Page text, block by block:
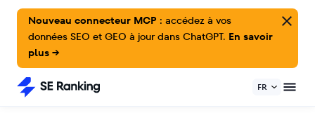
Nouveau connecteur MCP : accédez à vos
données SEO et GEO à jour dans ChatGPT. En savoir
plus →
FR